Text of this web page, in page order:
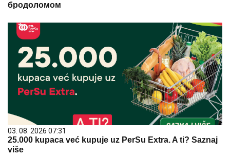
бродоломом
03. 08. 2026 07:31
25.000 kupaca već kupuje uz PerSu Extra. A ti? Saznaj
više